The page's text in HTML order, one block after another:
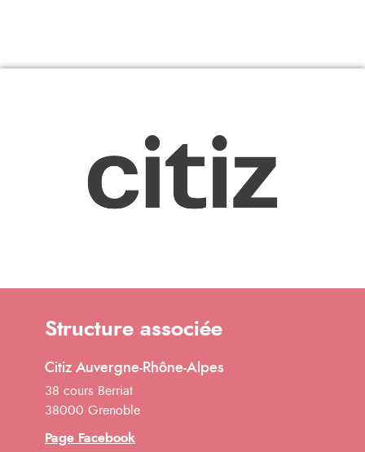
Structure associée
Citiz Auvergne-Rhône-Alpes
38 cours Berriat
38000 Grenoble
Page Facebook